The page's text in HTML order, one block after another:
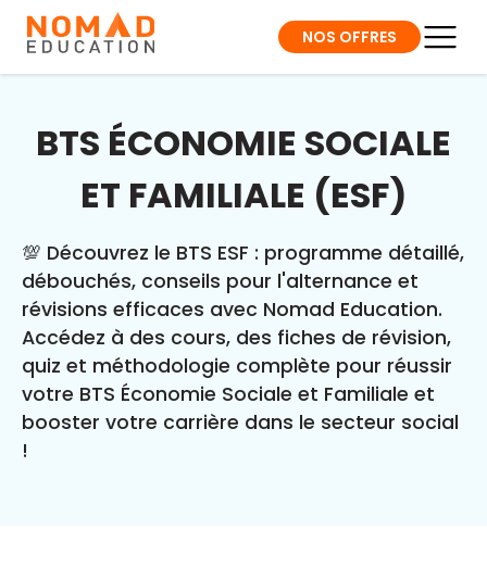
NOS OFFRES
BTS ÉCONOMIE SOCIALE
ET FAMILIALE (ESF)
💯 Découvrez le BTS ESF : programme détaillé,
débouchés, conseils pour l'alternance et
révisions efficaces avec Nomad Education.
Accédez à des cours, des fiches de révision,
quiz et méthodologie complète pour réussir
votre BTS Économie Sociale et Familiale et
booster votre carrière dans le secteur social
!